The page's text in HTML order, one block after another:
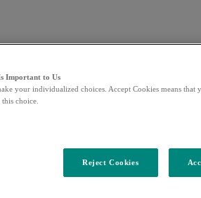
Important to Us
your individualized choices. Accept Cookies means that
choice.
Reject Cookies